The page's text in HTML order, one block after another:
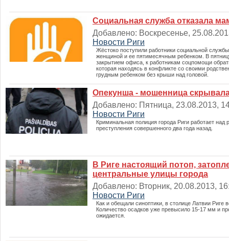
Социальная служба отказала
Добавлено: Воскресенье,
Новости Риги
Жёстоко поступили работники социальной
женщиной и ее пятимесячным ребенком. В
закрытием офиса, к работникам соцпомощи
которая находясь в конфликте со своими
грудным ребенком без крыши над головой.
Опекунша - мошенница
Добавлено: Пятница, 23.08.2013,
Новости Риги
Криминальная полиция города Риги работает над
преступления совершенного два года назад.
В Риге настоящий потоп,
центральные улицы города
Добавлено: Вторник, 20.08.2013,
Новости Риги
Как и обещали синоптики, в столице Латвии Риге
Количество осадков уже превысило 15-17 мм и
ожидается.